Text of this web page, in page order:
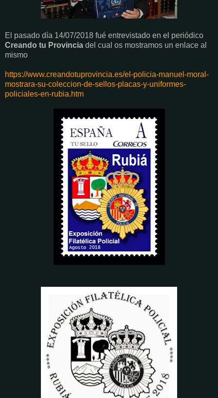
El pasado día 14/07/2018 fué entrevistado en el periódico
Creando tu Provincia del cual os mostramos un enlace al
mismo
https://www.creandotuprovincia.es/el-policia-manuel-moral-
mostrara-su-coleccion-de-sellos-placas-y-uniformes-
policiales-en-rubia.htm